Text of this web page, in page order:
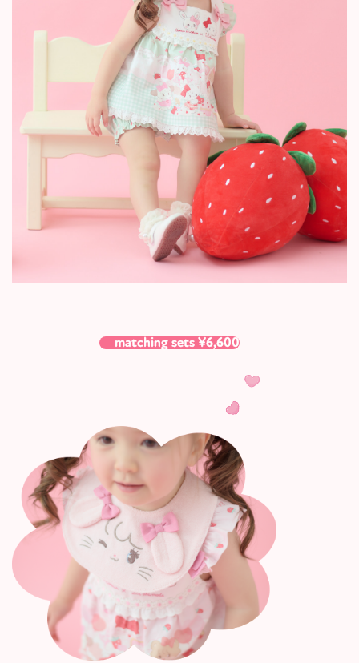
matching sets ¥6,600